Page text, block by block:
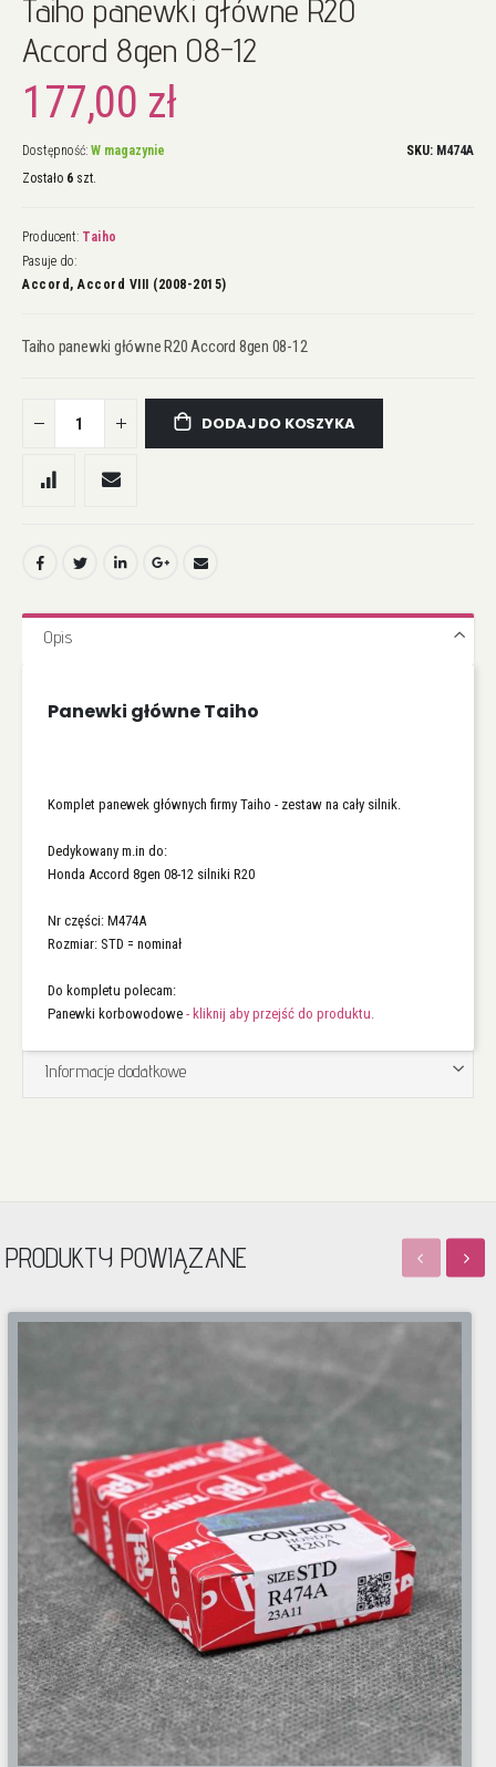
początek
galerii
Taiho panewki główne R20
Accord 8gen 08-12
177,00 zł
Dostępność: W magazynie
Zostało 6 szt.
SKU M474A
Producent: Taiho
Pasuje do:
Accord, Accord VIII (2008-2015)
Taiho panewki główne R20 Accord 8gen 08-12
DODAJ DO KOSZYKA
Opis
Panewki główne Taiho
Komplet panewek głównych firmy Taiho - zestaw na cały silnik.
Dedykowany m.in do:
Honda Accord 8gen 08-12 silniki R20
Nr części: M474A
Rozmiar: STD = nominał
Do kompletu polecam:
Panewki korbowodowe - kliknij aby przejść do produktu.
Informacje dodatkowe
PRODUKTY POWIĄZANE